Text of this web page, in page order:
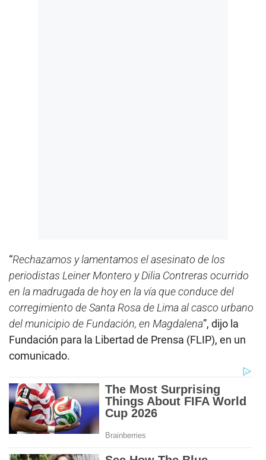
“Rechazamos y lamentamos el asesinato de los
periodistas Leiner Montero y Dilia Contreras ocurrido
en la madrugada de hoy en la vía que conduce del
corregimiento de Santa Rosa de Lima al casco urbano
del municipio de Fundación, en Magdalena”, dijo la
Fundación para la Libertad de Prensa (FLIP), en un
comunicado.